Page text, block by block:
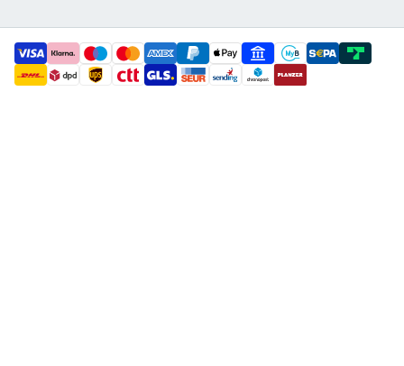
payment methods
shipment methods